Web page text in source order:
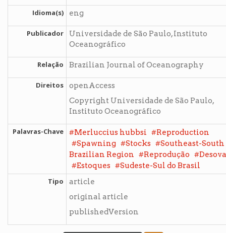
Idioma(s) eng
Publicador
Universidade de São Paulo, Instituto
Oceanográfico
Relação Brazilian Journal of Oceanography
Direitos
openAccess
Copyright Universidade de São Paulo,
Instituto Oceanográfico
Palavras-Chave #Merluccius hubbsi #Reproduction
#Spawning #Stocks #Southeast-South
Brazilian Region #Reprodução #Desova
#Estoques #Sudeste-Sul do Brasil
Tipo
article
original article
publishedVersion